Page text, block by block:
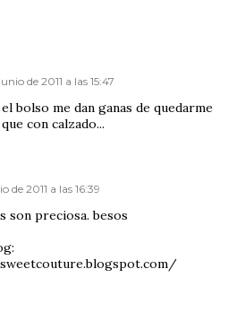
de 2011 a las 15:47
bolso me dan ganas de quedarme
con calzado...
de 2011 a las 16:39
son preciosa. besos